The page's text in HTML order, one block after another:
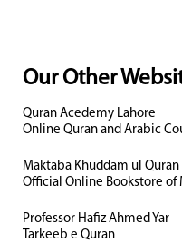
Our Other
Quran Acedemy Lahore
Online Quran and Arabic
Maktaba Khuddam ul Quran
Official Online Bookstore of
Professor Hafiz Ahmed Yar
Tarkeeb e Quran